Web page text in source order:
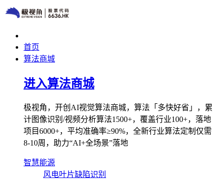
首页
算法商城
进入算法商城
极视角，开创AI视觉算法商城，算法「多快好省」，累
计图像识别/视频分析算法1500+，覆盖行业100+，落地
项目6000+，平均准确率≥90%，全新行业算法定制仅需
8-10周，助力“AI+全场景”落地
智慧能源
风电叶片缺陷识别